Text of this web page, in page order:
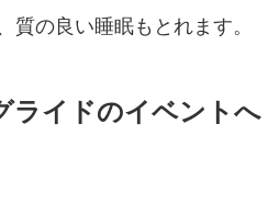
質の良い睡眠もとれます。
ライドのイベントへ